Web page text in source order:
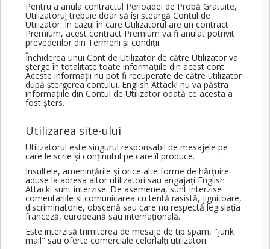
Pentru a anula contractul Perioadei de Probă Gratuite,
Utilizatorul trebuie doar să își șteargă Contul de
Utilizator. În cazul în care Utilizatorul are un contract
Premium, acest contract Premium va fi anulat potrivit
prevederilor din Termeni și condiții.
Închiderea unui Cont de Utilizator de către Utilizator va
șterge în totalitate toate informațiile din acest cont.
Aceste informații nu pot fi recuperate de către utilizator
după ștergerea contului. English Attack! nu va păstra
informațiile din Contul de Utilizator odată ce acesta a
fost șters.
Utilizarea site-ului
Utilizatorul este singurul responsabil de mesajele pe
care le scrie și conținutul pe care îl produce.
Insultele, amenințările și orice alte forme de hărțuire
aduse la adresa altor utilizatori sau angajați English
Attack! sunt interzise. De asemenea, sunt interzise
comentariile și comunicarea cu tentă rasistă, jignitoare,
discriminatorie, obscenă sau care nu respectă legislația
franceză, europeană sau internațională.
Este interzisă trimiterea de mesaje de tip spam, "junk
mail" sau oferte comerciale celorlalți utilizatori.